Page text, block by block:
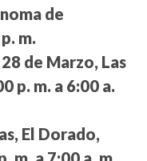
de
m.
de Marzo, Las
p. m. a 6:00 a.
El Dorado,